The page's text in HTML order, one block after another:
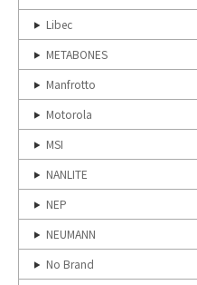
Libec
METABONES
Manfrotto
Motorola
MSI
NANLITE
NEP
NEUMANN
No Brand